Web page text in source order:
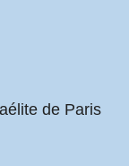
de Paris